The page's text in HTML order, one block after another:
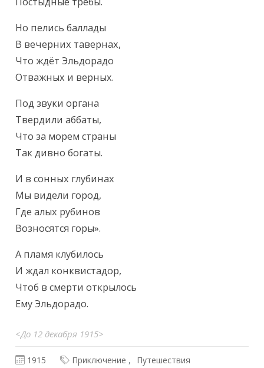
Но пелись баллады
В вечерних тавернах,
Что ждёт Эльдорадо
Отважных и верных.
Под звуки органа
Твердили аббаты,
Что за морем страны
Так дивно богаты.
И в сонных глубинах
Мы видели город,
Где алых рубинов
Возносятся горы».
А пламя клубилось
И ждал конквистадор,
Чтоб в смерти открылось
Ему Эльдорадо.
<До 12 декабря 1915>
1915 Приключение
Путешествия